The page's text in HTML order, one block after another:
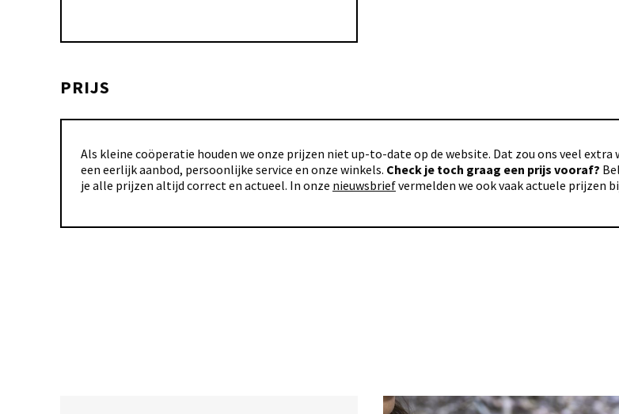
PRIJS
Als kleine coöperatie houden we onze prijzen niet up-to-date op de website. Dat zou ons veel
een eerlijk aanbod, persoonlijke service en onze winkels. Check je toch graag een prijs vooraf?
je alle prijzen altijd correct en actueel. In onze nieuwsbriefvermelden we ook vaak actuele prijzen